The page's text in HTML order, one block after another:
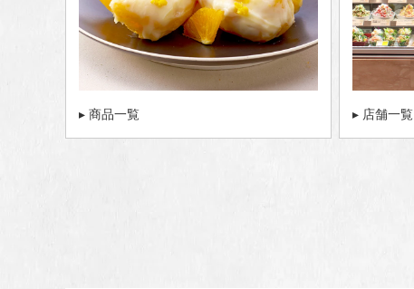
▸ 商品一覧 ▸ 店舗一覧